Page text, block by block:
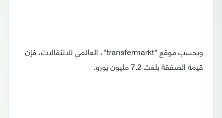
وبحسب موقع "transfermarkt"، العالمي للانتقالات، فإن
قيمة الصفقة بلغت 7.2 مليون يورو.